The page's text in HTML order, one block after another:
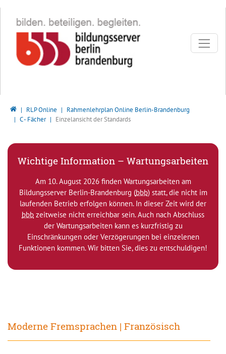
Bildungsserver Berlin - Brandenburg
RLP Online
Rahmenlehrplan Online Berlin-Brandenburg
C - Fächer
Einzelansicht der Standards
Wichtige Information – Wartungsarbeiten
Am 10. August 2026 finden Wartungsarbeiten am
Bildungsserver Berlin-Brandenburg (bbb) statt, die nicht im
laufenden Betrieb erfolgen können. In dieser Zeit wird der
bbb zeitweise nicht erreichbar sein. Auch nach Abschluss
der Wartungsarbeiten kann es kurzfristig zu
Einschränkungen oder Verzögerungen bei einzelenen
Funktionen kommen. Wir bitten Sie, dies zu entschuldigen!
Moderne Fremsprachen | Französisch